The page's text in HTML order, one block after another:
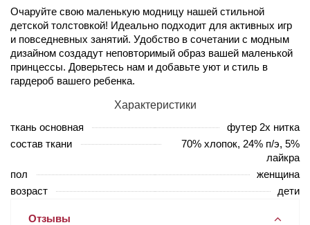
Очаруйте свою маленькую модницу нашей стильной
детской толстовкой! Идеально подходит для активных игр
и повседневных занятий. Удобство в сочетании с модным
дизайном создадут неповторимый образ вашей маленькой
принцессы. Доверьтесь нам и добавьте уют и стиль в
гардероб вашего ребенка.
Характеристики
ткань основная
футер 2х нитка
состав ткани
70% хлопок, 24% п/э, 5%
лайкра
пол
женщина
возраст
дети
Отзывы